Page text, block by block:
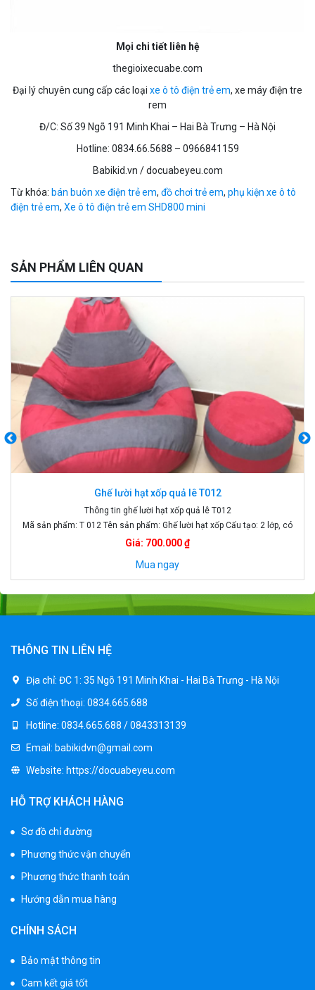
Mọi chi tiết liên hệ
thegioixecuabe.com
Đại lý chuyên cung cấp các loại xe ô tô điện trẻ em, xe máy điện tre
rem
Đ/C: Số 39 Ngõ 191 Minh Khai – Hai Bà Trưng – Hà Nội
Hotline: 0834.66.5688 – 0966841159
Babikid.vn / docuabeyeu.com
Từ khóa: bán buôn xe điện trẻ em, đồ chơi trẻ em, phụ kiện xe ô tô
điện trẻ em, Xe ô tô điện trẻ em SHD800 mini
SẢN PHẨM LIÊN QUAN
Ghế lười hạt xốp quả lê T012
Thông tin ghế lười hạt xốp quả lê T012
Mã sản phẩm: T 012 Tên sản phẩm: Ghế lười hạt xốp Cấu tạo: 2 lớp, có
khóa kéo Màu sắc: đỏ , ghi Kích thước: Size S 70 x 90 cm giá 450k Size
M ; 80 x 100 cm giá 550k Size L : 90 x 120 giá 650k
Giá: 700.000 ₫
Mua ngay
THÔNG TIN LIÊN HỆ
Địa chỉ: ĐC 1: 35 Ngõ 191 Minh Khai - Hai Bà Trưng - Hà Nội
Số điện thoại: 0834.665.688
Hotline: 0834.665.688 / 0843313139
Email: babikidvn@gmail.com
Website: https://docuabeyeu.com
HỖ TRỢ KHÁCH HÀNG
Sơ đồ chỉ đường
Phương thức vận chuyển
Phương thức thanh toán
Hướng dẫn mua hàng
CHÍNH SÁCH
Bảo mật thông tin
Cam kết giá tốt